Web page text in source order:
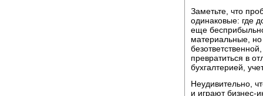
Заметьте, что
одинаковые: где
еще
материальные, но
превратиться в
бухгалтерией,
Неудивительно,
и играют бизнес-